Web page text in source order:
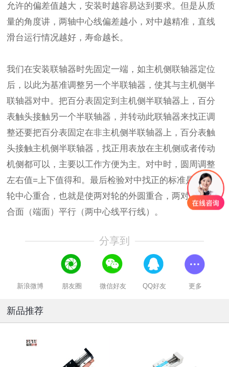
允许的偏差值越大，安装时越容易达到要求。但是从质
量的角度讲，两轴中心线偏差越小，对中越精准，直线
滑台运行情况越好，寿命越长。
我们在安装联轴器时先固定一端，如主机侧联轴器定位
后，以此为基准调整另一个半联轴器，使其与主机侧半
联轴器对中。把百分表固定到主机侧半联轴器上，百分
表触头接触另一个半联轴器，并转动此联轴器来找正调
整还要把百分表固定在非主机侧半联轴器上，百分表触
头接触主机侧半联轴器，找正用表放在主机侧或者传动
机侧都可以，主要以工作方便为主。对中时，圆周调整
左右值=上下值得和。最后检验对中找正的标准是两个对
轮中心重合，也就是使两对轮的外圆重合，两对轮的结
合面（端面）平行（两中心线平行线）。
分享到
新浪微博 朋友圈 微信好友 QQ好友 更多
新品推荐